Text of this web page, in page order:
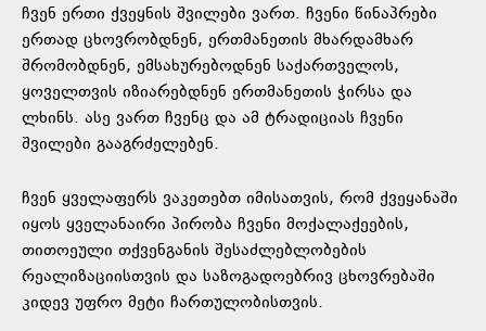
ჩვენ ერთი ქვეყნის შვილები ვართ. ჩვენი წინაპრები
ერთად ცხოვრობდნენ, ერთმანეთის მხარდამხარ
შრომობდნენ, ემსახურებოდნენ საქართველოს,
ყოველთვის იზიარებდნენ ერთმანეთის ჭირსა და
ლხინს. ასე ვართ ჩვენც და ამ ტრადიციას ჩვენი
შვილები გააგრძელებენ.
ჩვენ ყველაფერს ვაკეთებთ იმისათვის, რომ ქვეყანაში
იყოს ყველანაირი პირობა ჩვენი მოქალაქეების,
თითოეული თქვენგანის შესაძლებლობების
რეალიზაციისთვის და საზოგადოებრივ ცხოვრებაში
კიდევ უფრო მეტი ჩართულობისთვის.